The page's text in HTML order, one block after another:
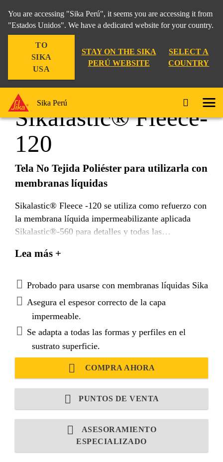
You are accessing "Sika Perú", it seems you are accessing it from
"Estados Unidos". We have a dedicated website for your country.
TO
SIKA
USA
STAY ON THE SIKA
PERÚ WEBSITE
SELECT A
COUNTRY
Sika Perú
Construcción Sikalastic® Fleece-120
Sikalastic® Fleece-
120
Tela No Tejida Poliéster para utilizarla con
membranas líquidas
Sikalastic® Fleece -120 se utiliza como refuerzo con
la membrana líquida impermeabilizante aplicada
Sikalastic®-560 para detalles y todas las
005.
Lea más +
Probado para usarse con membranas líquidas Sika
Asegura el espesor correcto de la capa
impermeable.
Se adapta a todas las formas y perfiles en el
sustrato superficie.
COMPRA AHORA
PUNTOS DE VENTA
ASESORAMIENTO
ESPECIALIZADO